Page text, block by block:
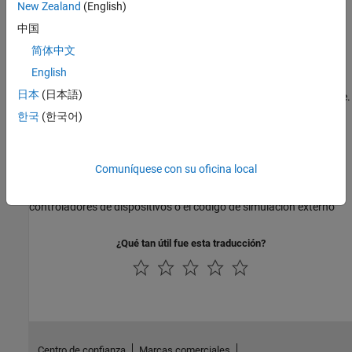
Integrar código C/C++ mediante importadores de código
Simulink para importar código C.
Integrar código C/C++ mediante funciones S en C MEX
Utilice funciones S en C MEX para integrar código C/C++ existente.
Integrar código C/C++ mediante S-Function Builder
Integrar código C/C++ con la herramienta Legacy Code
controladores de dispositivos o el código de simulación externo
¿Qué tan útil fue esta traducción?
New Zealand (English)
中国
简体中文
English
日本 (日本語)
한국 (한국어)
Comuníquese con su oficina local
Centro de confianza Marcas comerciales